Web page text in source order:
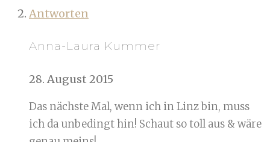
Antworten
Anna-Laura Kummer
28. August 2015
Das nächste Mal, wenn ich in Linz bin, muss
ich da unbedingt hin! Schaut so toll aus & wäre